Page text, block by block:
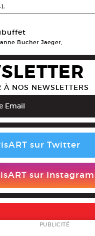
Bucher Jaeger,
À NOS NEWSLETTERS
sur Twitter
sur Instagram
PUBLICITÉ